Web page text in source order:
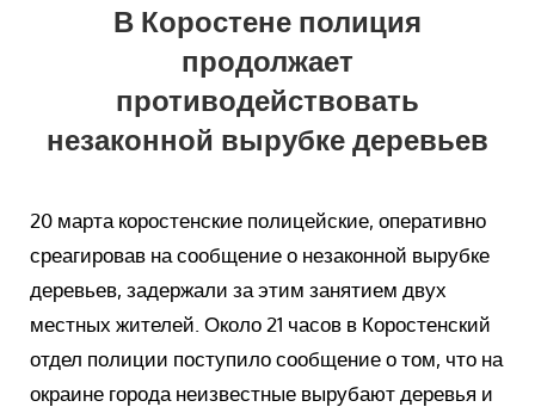
В Коростене полиция
продолжает
противодействовать
незаконной вырубке деревьев
20 марта коростенские полицейские, оперативно
среагировав на сообщение о незаконной вырубке
деревьев, задержали за этим занятием двух
местных жителей.Около 21 часов в Коростенский
отдел полиции поступило сообщение о том, что на
окраине города неизвестные вырубают деревья и